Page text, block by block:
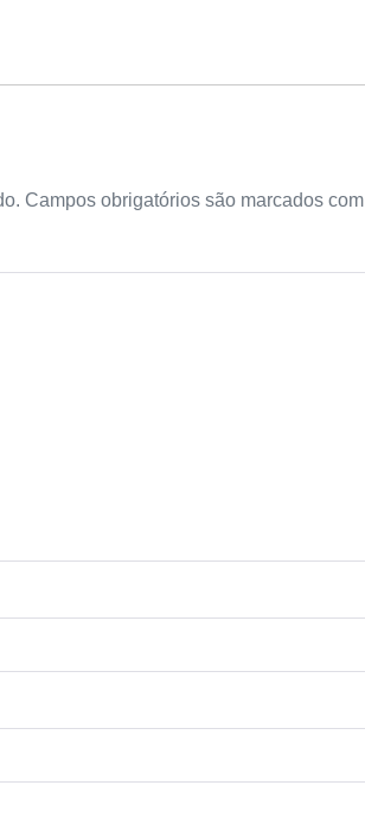
Campos obrigatórios são marcados com